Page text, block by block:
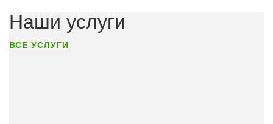
Наши услуги
ВСЕ УСЛУГИ